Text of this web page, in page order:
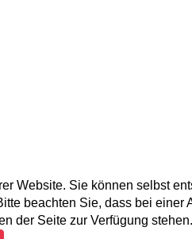
Website. Sie können selbst
beachten Sie, dass bei einer
der Seite zur Verfügung stehen.